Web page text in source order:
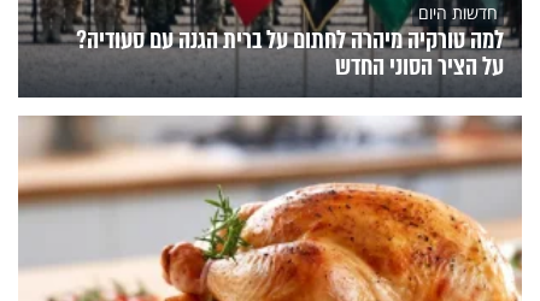
חדשות היום
למה טורקיה מיהרה לחתום על ברית הגנה עם סעודיה?
על הציר הסוני החדש